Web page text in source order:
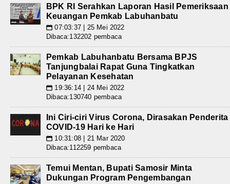
BPK RI Serahkan Laporan Hasil Pemeriksaan
Keuangan Pemkab Labuhanbatu
📅 07:03:37 | 25 Mei 2022
Dibaca:132202 pembaca
Pemkab Labuhanbatu Bersama BPJS
Tanjungbalai Rapat Guna Tingkatkan
Pelayanan Kesehatan
📅 19:36:14 | 24 Mei 2022
Dibaca:130740 pembaca
Ini Ciri-ciri Virus Corona, Dirasakan Penderita
COVID-19 Hari ke Hari
📅 10:31:08 | 21 Mar 2020
Dibaca:112259 pembaca
Temui Mentan, Bupati Samosir Minta
Dukungan Program Pengembangan